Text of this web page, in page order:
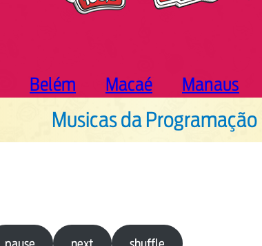
Belém Macaé Manaus
Musicas da Programação